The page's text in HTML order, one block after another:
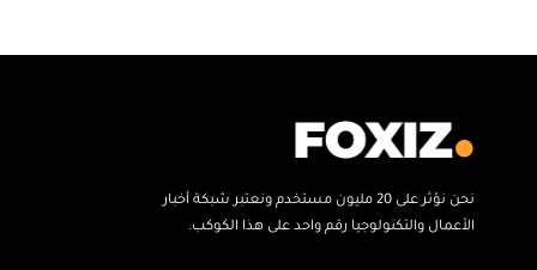
نحن نؤثر على 20 مليون مستخدم ونعتبر شبكة أخبار
الأعمال والتكنولوجيا رقم واحد على هذا الكوكب.